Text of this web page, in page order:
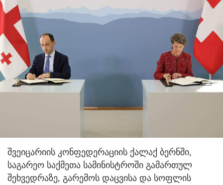
შვეიცარიის კონფედერაციის ქალაქ ბერნში,
საგარეო საქმეთა სამინისტროში გამართულ
შეხვედრაზე, გარემოს დაცვისა და სოფლის